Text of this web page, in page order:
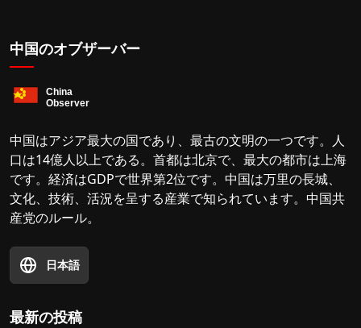
中国のオブザーバー
中国はアジア最大の国であり、最古の文明の一つです。人
口は14億人以上である。首都は北京で、最大の都市は上海
です。経済はGDPで世界第2位です。中国は万里の長城、
文化、技術、活況を呈する産業で知られています。中国共
産党のルール。
日本語
最新の投稿